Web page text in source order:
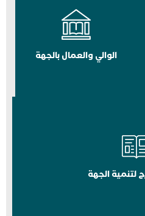
الوالي والعمال بالجهة
الجهة